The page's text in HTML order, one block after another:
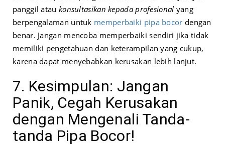
panggil atau konsultasikan kepada profesional yang
berpengalaman untuk memperbaiki pipa bocor dengan
benar. Jangan mencoba memperbaiki sendiri jika tidak
memiliki pengetahuan dan keterampilan yang cukup,
karena dapat menyebabkan kerusakan lebih lanjut.
7. Kesimpulan: Jangan
Panik, Cegah Kerusakan
dengan Mengenali Tanda-
tanda Pipa Bocor!